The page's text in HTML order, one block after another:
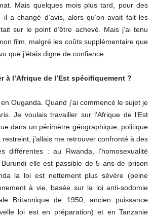
Mais quelques mois plus tard, pour des
il a changé d’avis, alors qu’on avait fait les
sur le point d’être achevé. Mais j’ai tenu
film, malgré les coûts supplémentaire que
que j’étais digne de confiance.
à l’Afrique de l’Est spécifiquement ?
Ouganda. Quand j’ai commencé le sujet je
Je voulais travailler sur l’Afrique de l’Est
dans un périmètre géographique, politique
j’allais me retrouver confronté à des
différentes : au Rwanda, l’homosexualité
Burundi elle est passible de 5 ans de prison
la loi est nettement plus sévère (peine
à vie, basée sur la loi anti-sodomie
Britannique de 1950, ancien puissance
loi est en préparation) et en Tanzanie